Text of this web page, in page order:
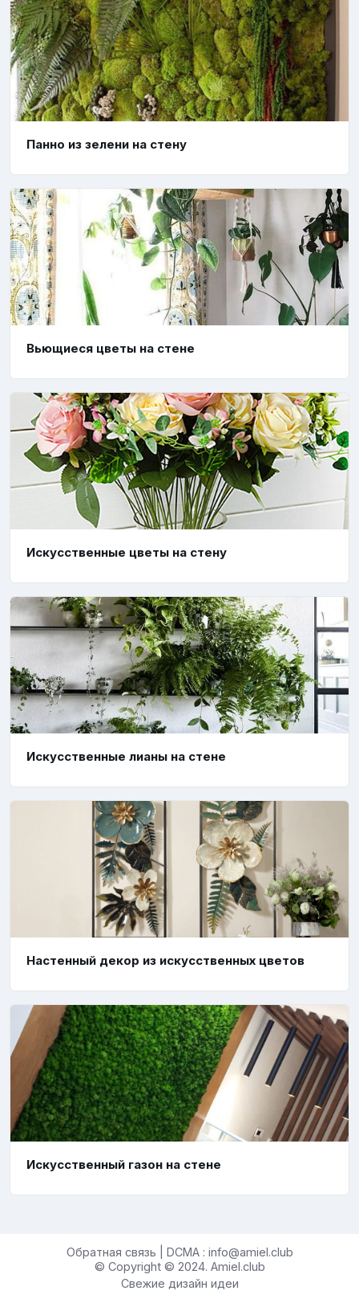
Панно из зелени на стену
Вьющиеся цветы на стене
Искусственные цветы на стену
Искусственные лианы на стене
Настенный декор из искусственных цветов
Искусственный газон на стене
Обратная связь | DCMA : info@amiel.club
© Copyright © 2024. Amiel.club
Свежие дизайн идеи